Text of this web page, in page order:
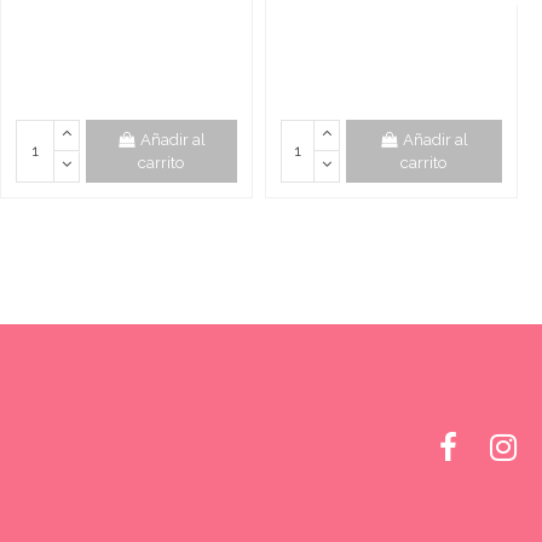
Añadir al
carrito
Añadir al
carrito